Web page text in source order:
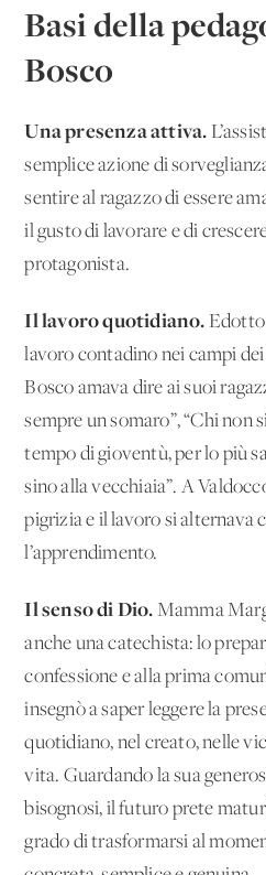
Basi della
Bosco
Una presenza attiva.
semplice azione di
sentire al ragazzo di essere
il gusto di lavorare e di
protagonista.
Il lavoro quotidiano. Edotto
lavoro contadino nei campi
Bosco amava dire ai suoi
sempre un somaro”, “Chi non
tempo di gioventù, per lo più
sino alla vecchiaia”. A
pigrizia e il lavoro si alternava
l’apprendimento.
Il senso di Dio. Mamma
anche una catechista: lo
confessione e alla prima
insegnò a saper leggere la
quotidiano, nel creato, nelle
vita. Guardando la sua
bisognosi, il futuro prete
grado di trasformarsi al